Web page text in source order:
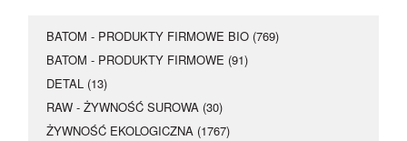
Kupon rabatowy
BATOM - PRODUKTY FIRMOWE BIO (769)
BATOM - PRODUKTY FIRMOWE (91)
DETAL (13)
RAW - ŻYWNOŚĆ SUROWA (30)
ŻYWNOŚĆ EKOLOGICZNA (1767)